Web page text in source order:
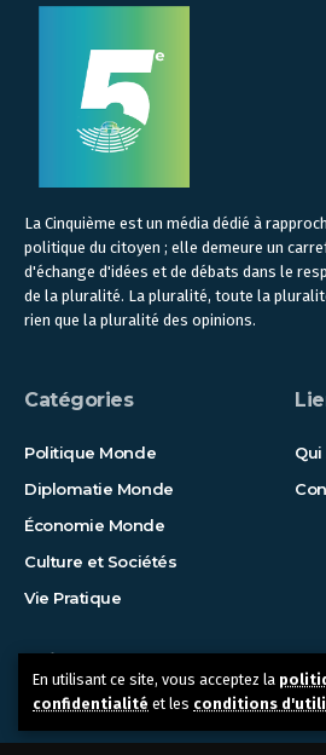
En utilisant ce site, vous acceptez la
confidentialité et les conditions
La Cinquième est un média dédié à
politique du citoyen ; elle demeure un
d'échange d'idées et de débats dans le
de la pluralité. La pluralité, toute la
rien que la pluralité des opinions.
Catégories
Politique Monde
Diplomatie Monde
Économie Monde
Culture et Sociétés
Vie Pratique